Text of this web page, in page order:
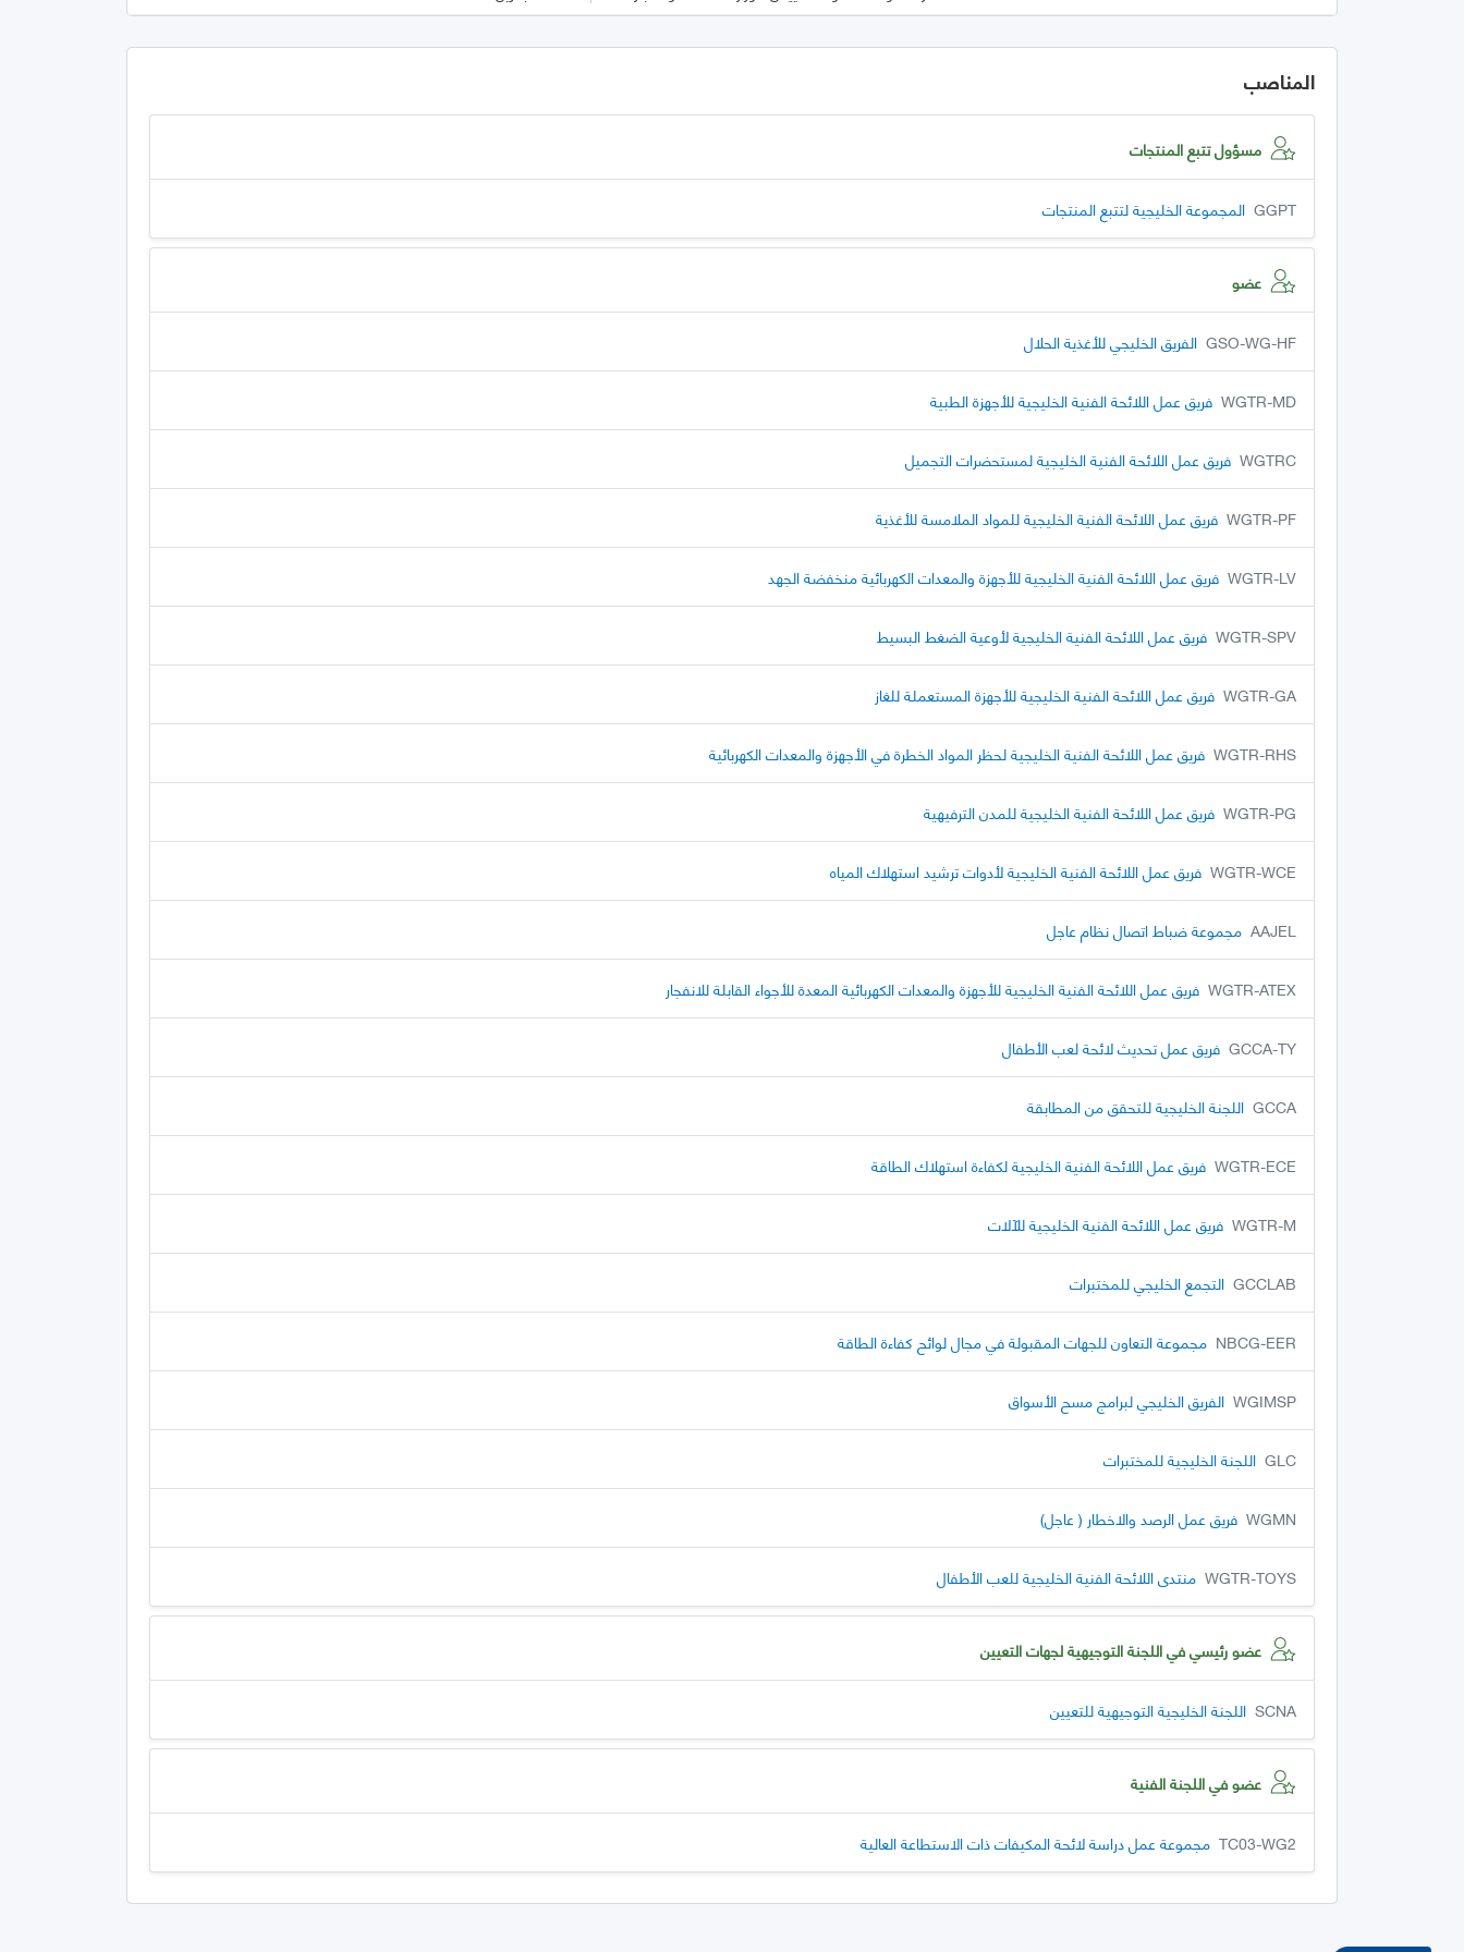
المناصب
مسؤول تتبع المنتجات
GGPT المجموعة الخليجية لتتبع المنتجات
عضو
GSO-WG-HF الفريق الخليجي للأغذية الحلال
WGTR-MD فريق عمل اللائحة الفنية الخليجية للأجهزة الطبية
WGTRC فريق عمل اللائحة الفنية الخليجية لمستحضرات التجميل
WGTR-PF فريق عمل اللائحة الفنية الخليجية للمواد الملامسة للأغذية
WGTR-LV فريق عمل اللائحة الفنية الخليجية للأجهزة والمعدات الكهربائية منخفضة الجهد
WGTR-SPV فريق عمل اللائحة الفنية الخليجية لأوعية الضغط البسيط
WGTR-GA فريق عمل اللائحة الفنية الخليجية للأجهزة المستعملة للغاز
WGTR-RHS فريق عمل اللائحة الفنية الخليجية لحظر المواد الخطرة في الأجهزة والمعدات الكهربائية
WGTR-PG فريق عمل اللائحة الفنية الخليجية للمدن الترفيهية
WGTR-WCE فريق عمل اللائحة الفنية الخليجية لأدوات ترشيد استهلاك المياه
AAJEL مجموعة ضباط اتصال نظام عاجل
WGTR-ATEX فريق عمل اللائحة الفنية الخليجية للأجهزة والمعدات الكهربائية المعدة للأجواء القابلة للانفجار
GCCA-TY فريق عمل تحديث لائحة لعب الأطفال
GCCA اللجنة الخليجية للتحقق من المطابقة
WGTR-ECE فريق عمل اللائحة الفنية الخليجية لكفاءة استهلاك الطاقة
WGTR-M فريق عمل اللائحة الفنية الخليجية للآلات
GCCLAB التجمع الخليجي للمختبرات
NBCG-EER مجموعة التعاون للجهات المقبولة في مجال لوائح كفاءة الطاقة
WGIMSP الفريق الخليجي لبرامج مسح الأسواق
GLC اللجنة الخليجية للمختبرات
WGMN فريق عمل الرصد والاخطار ( عاجل)
WGTR-TOYS منتدى اللائحة الفنية الخليجية للعب الأطفال
عضو رئيسي في اللجنة التوجيهية لجهات التعيين
SCNA اللجنة الخليجية التوجيهية للتعيين
عضو في اللجنة الفنية
TC03-WG2 مجموعة عمل دراسة لائحة المكيفات ذات الاستطاعة العالية